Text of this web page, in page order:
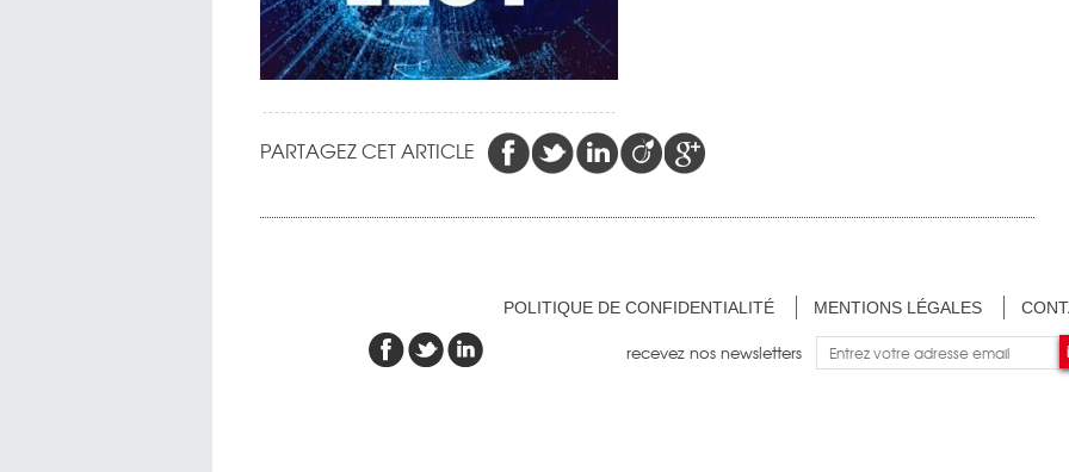
PARTAGEZ CET ARTICLE
POLITIQUE DE CONFIDENTIALITÉ MENTIONS LÉGALES
recevez nos newsletters